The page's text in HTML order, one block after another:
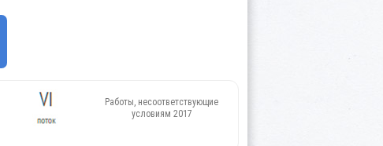
Работы, несоответствующие
условиям 2017